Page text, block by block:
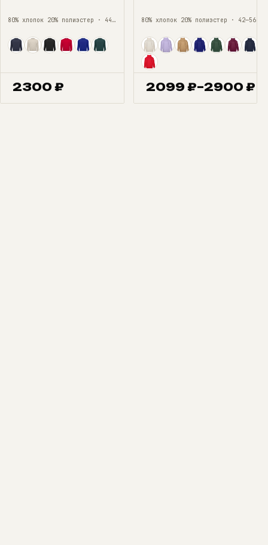
80% хлопок 20% полиэстер · 44—56
2300 ₽
80% хлопок 20% полиэстер · 42—56
2099₽–2900 ₽
Диапазон
цен: